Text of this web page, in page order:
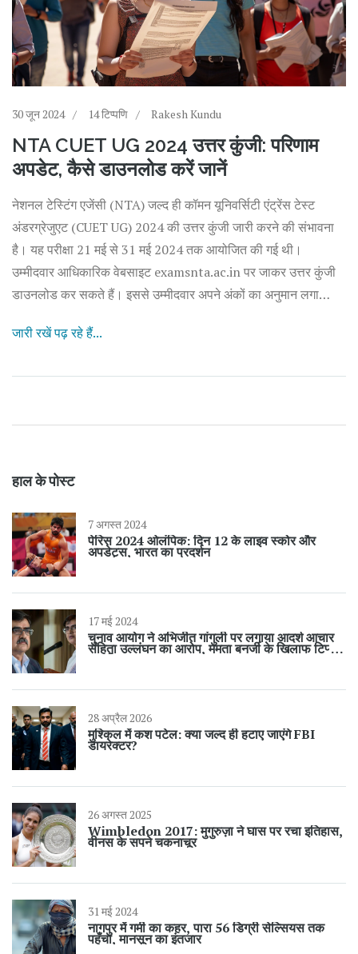
30 जून 2024 14 टिप्पणि Rakesh Kundu
NTA CUET UG 2024 उत्तर कुंजी: परिणाम
अपडेट, कैसे डाउनलोड करें जानें
नेशनल टेस्टिंग एजेंसी (NTA) जल्द ही कॉमन यूनिवर्सिटी एंट्रेंस टेस्ट
अंडरग्रेजुएट (CUET UG) 2024 की उत्तर कुंजी जारी करने की संभावना
है। यह परीक्षा 21 मई से 31 मई 2024 तक आयोजित की गई थी।
उम्मीदवार आधिकारिक वेबसाइट examsnta.ac.in पर जाकर उत्तर कुंजी
डाउनलोड कर सकते हैं। इससे उम्मीदवार अपने अंकों का अनुमान लगा
जारी रखें पढ़ रहे हैं...
हाल के पोस्ट
7 अगस्त 2024
पेरिस 2024 ओलंपिक: दिन 12 के लाइव स्कोर और
अपडेट्स, भारत का प्रदर्शन
17 मई 2024
चुनाव आयोग ने अभिजीत गांगुली पर लगाया आदर्श आचार
संहिता उल्लंघन का आरोप, ममता बनर्जी के खिलाफ टिप्पणी
'अनुचित'
28 अप्रैल 2026
मुश्किल में कश पटेल: क्या जल्द ही हटाए जाएंगे FBI
डायरेक्टर?
26 अगस्त 2025
Wimbledon 2017: मुगुरुज़ा ने घास पर रचा इतिहास,
वीनस के सपने चकनाचूर
31 मई 2024
नागपुर में गर्मी का कहर, पारा 56 डिग्री सेल्सियस तक
पहुँचा, मानसून का इंतजार